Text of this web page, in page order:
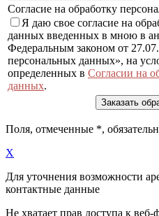
Согласие на обработку
Я даю свое согласие на
данных введенных в мною в
Федеральным законом от
персональных данных», на
определенных в Согласии на
данных.
Поля, отмеченные *,
X
Для уточнения возможности
контактные данные
Не хватает прав доступа к веб-